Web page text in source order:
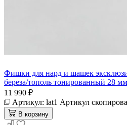
Фишки для нард и шашек
береза/тополь тонированный 28 мм
11 990 ₽
Артикул: lat1 Артикул
В корзину